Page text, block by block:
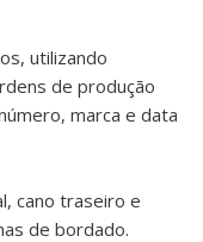
utilizando
de produção
marca e data
cano traseiro e
de bordado.